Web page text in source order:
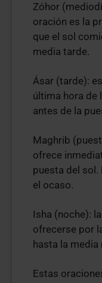
Zóhor
oración es la
que el sol
media tarde.
Ásar (tarde):
última hora de
antes de la
Maghrib
ofrece
puesta del sol.
el ocaso.
Isha (noche):
ofrecerse por
hasta la media
Estas